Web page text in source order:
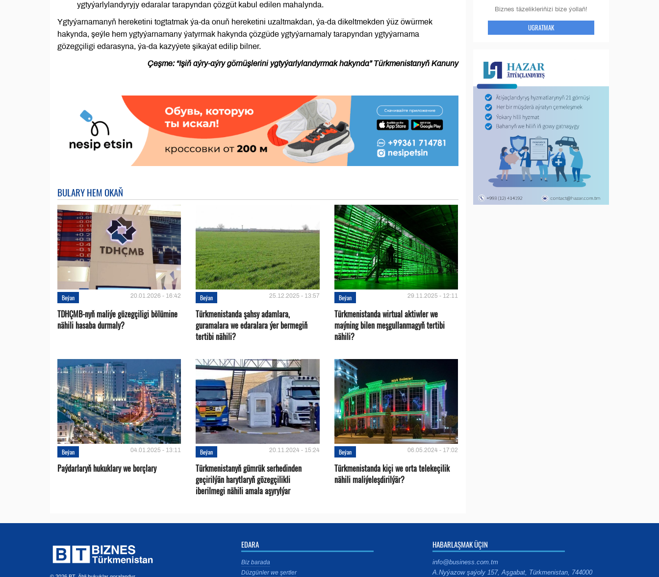
ygtyýarlylandyryjy edaralar tarapyndan çözgüt kabul edilen mahalynda.
Ygtyýarnamanyň hereketini togtatmak ýa-da onuň hereketini uzaltmakdan, ýa-da dikeltmekden ýüz öwürmek
hakynda, şeýle hem ygtyýarnamany ýatyrmak hakynda çözgüde ygtyýarnamaly tarapyndan ygtyýarnama
gözegçiligi edarasyna, ýa-da kazyýete şikaýat edilip bilner.
Çeşme: “Işiň aýry-aýry görnüşlerini ygtyýarlylandyrmak hakynda” Türkmenistanyň Kanuny
BULARY HEM OKAŇ
Beýan 20.01.2026 - 16:42
TDHÇMB-nyň maliýe gözegçiligi bölümine
nähili hasaba durmaly?
Beýan 25.12.2025 - 13:57
Türkmenistanda şahsy adamlara,
guramalara we edaralara ýer bermegiň
tertibi nähili?
Beýan 29.11.2025 - 12:11
Türkmenistanda wirtual aktiwler we
maýning bilen meşgullanmagyň tertibi
nähili?
Beýan 04.01.2025 - 13:11
Paýdarlaryň hukuklary we bоrçlary
Beýan 20.11.2024 - 15:24
Türkmenistanyň gümrük serhedinden
geçirilýän harytlaryň gözegçilikli
iberilmegi nähili amala aşyrylýar
Beýan 06.05.2024 - 17:02
Türkmenistanda kiçi we orta telekeçilik
nähili maliýeleşdirilýär?
Biznes täzelikleriňizi bize ýollaň!
UGRATMAK
EDARA
Biz barada
Düzgünler we şertler
HABARLAŞMAK ÜÇIN
info@business.com.tm
A.Nyýazow şaýoly 157, Aşgabat, Türkmenistan, 744000